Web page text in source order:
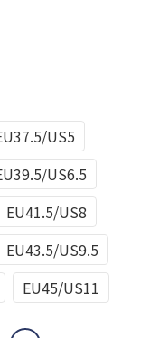
US5
US6.5
EU41.5/US8
EU43.5/US9.5
EU45/US11